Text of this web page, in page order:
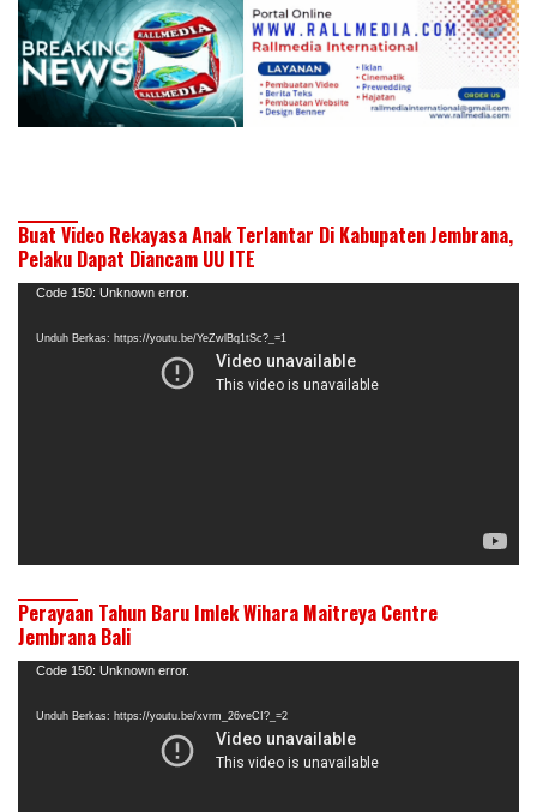
Buat Video Rekayasa Anak Terlantar Di Kabupaten Jembrana,
Pelaku Dapat Diancam UU ITE
Pemutar
Code 150: Unknown error.
Unduh Berkas: https://youtu.be/YeZwlBq1tSc?_=1
Perayaan Tahun Baru Imlek Wihara Maitreya Centre
Jembrana Bali
Pemutar
Code 150: Unknown error.
Unduh Berkas: https://youtu.be/xvrm_26veCI?_=2